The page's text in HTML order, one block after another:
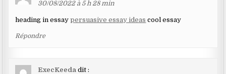
30/08/2022 à 5 h 28 min
heading in essaypersuasive essay ideas cool essay
Répondre
ExecKeeda dit :